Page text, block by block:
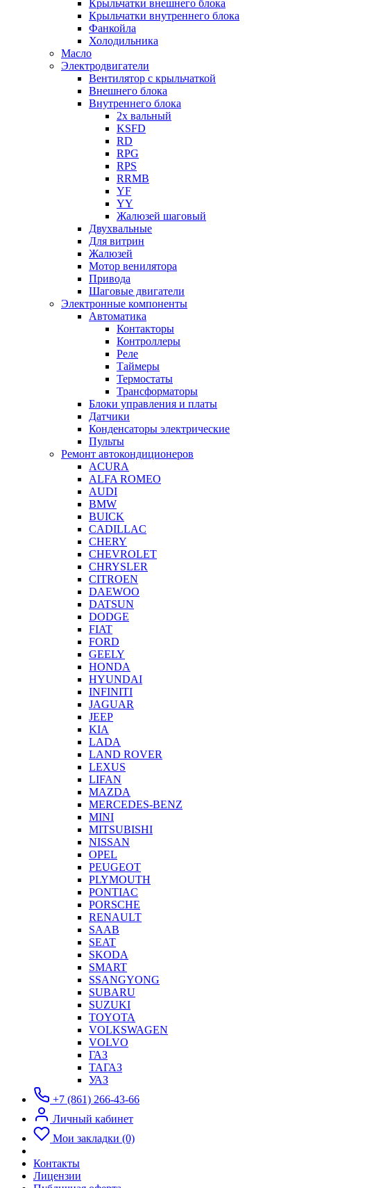
Крыльчатки внешнего блока
Крыльчатки внутреннего блока
Фанкойла
Холодильника
Масло
Электродвигатели
Вентилятор с крыльчаткой
Внешнего блока
Внутреннего блока
2х вальный
KSFD
RD
RPG
RPS
RRMB
YF
YY
Жалюзей шаговый
Двухвальные
Для витрин
Жалюзей
Мотор венилятора
Привода
Шаговые двигатели
Электронные компоненты
Автоматика
Контакторы
Контроллеры
Реле
Таймеры
Термостаты
Трансформаторы
Блоки управления и платы
Датчики
Конденсаторы электрические
Пульты
Ремонт автокондиционеров
ACURA
ALFA ROMEO
AUDI
BMW
BUICK
CADILLAC
CHERY
CHEVROLET
CHRYSLER
CITROEN
DAEWOO
DATSUN
DODGE
FIAT
FORD
GEELY
HONDA
HYUNDAI
INFINITI
JAGUAR
JEEP
KIA
LADA
LAND ROVER
LEXUS
LIFAN
MAZDA
MERCEDES-BENZ
MINI
MITSUBISHI
NISSAN
OPEL
PEUGEOT
PLYMOUTH
PONTIAC
PORSCHE
RENAULT
SAAB
SEAT
SKODA
SMART
SSANGYONG
SUBARU
SUZUKI
TOYOTA
VOLKSWAGEN
VOLVO
ГАЗ
ТАГАЗ
УАЗ
+7 (861) 266-43-66
Личный кабинет
Мои закладки (0)
Контакты
Лицензии